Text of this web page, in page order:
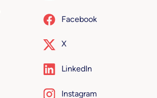
Facebook
X
LinkedIn
Instagram